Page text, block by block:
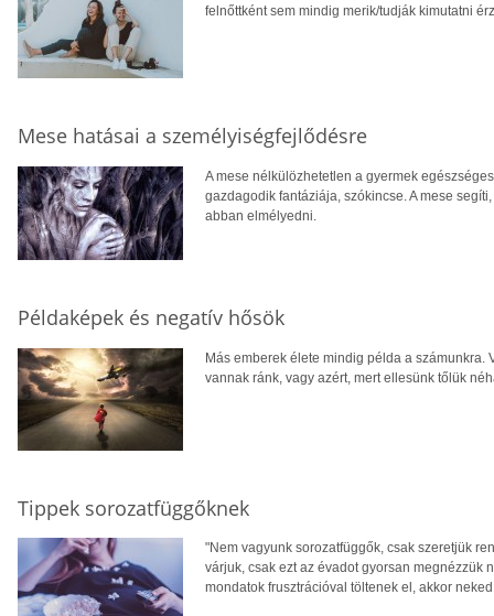
felnőttként sem mindig merik/tudják kimutatni
Mese hatásai a személyiségfejlődésre
A mese nélkülözhetetlen a gyermek
gazdagodik fantáziája, szókincse. A mese
abban elmélyedni.
Példaképek és negatív hősök
Más emberek élete mindig példa a
vannak ránk, vagy azért, mert ellesünk tőlük
Tippek sorozatfüggőknek
"Nem vagyunk sorozatfüggők, csak szeretjük
várjuk, csak ezt az évadot gyorsan megnézzük
mondatok frusztrációval töltenek el, akkor